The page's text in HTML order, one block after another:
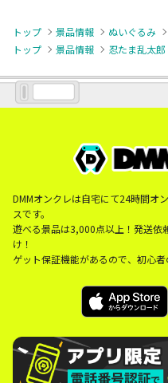
トップ 景品情報 ぬいぐるみ
トップ
景品情報 忍たま乱太郎
DMMオンクレは自宅にて24時間オ
スです。
遊べる景品は3,000点以上！発送依
け！
ゲット保証機能があるので、初心者